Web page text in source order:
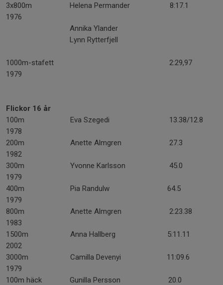
3x800m Helena Permander 8:17.1
1976
Annika Ylander
Lynn Rytterfjell
1000m-stafett 2:29,97
1979
Flickor 16 år
100m Eva Szegedi 13.38/12.8
1978
200m Anette Almgren 27.3
1982
300m Yvonne Karlsson 45.0
1979
400m Pia Randulw 64.5
1979
800m Anette Almgren 2:23.38
1983
1500m Anna Hallberg 5:11.11
2002
3000m Camilla Devenyi 11:09.6
1979
100m häck Gunilla Persson 20.0